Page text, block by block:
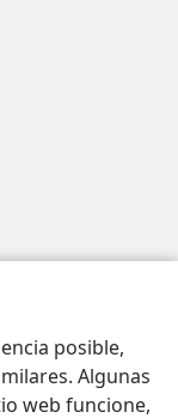
posible,
Algunas
web funcione,